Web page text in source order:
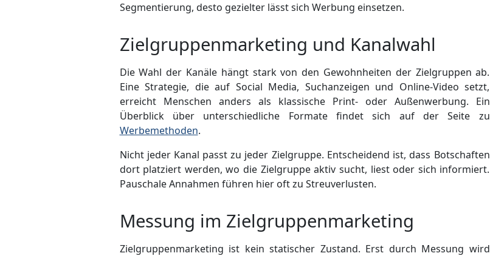
Segment­ierung, desto gezielter lässt sich Werbung einsetzen.
Zielgruppenmarketing und Kanalwahl
Die Wahl der Kanäle hängt stark von den Gewohnheiten der Zielgruppen ab.
Eine Strategie, die auf Social Media, Suchanzeigen und Online-Video setzt,
erreicht Menschen anders als klassische Print- oder Außenwerbung. Ein
Überblick über unterschiedliche Formate findet sich auf der Seite zu
Werbemethoden.
Nicht jeder Kanal passt zu jeder Zielgruppe. Entscheidend ist, dass Botschaften
dort platziert werden, wo die Zielgruppe aktiv sucht, liest oder sich informiert.
Pauschale Annahmen führen hier oft zu Streuverlusten.
Messung im Zielgruppenmarketing
Zielgruppenmarketing ist kein statischer Zustand. Erst durch Messung wird